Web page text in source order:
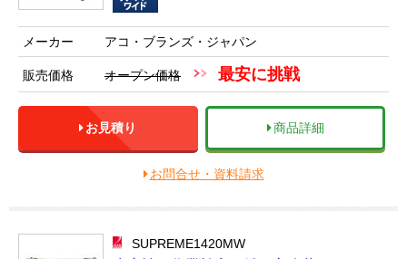
メーカー アコ・ブランズ・ジャパン
販売価格 オープン価格 最安に挑戦
お見積り 商品詳細
お問合せ・資料請求
SUPREME1420MW